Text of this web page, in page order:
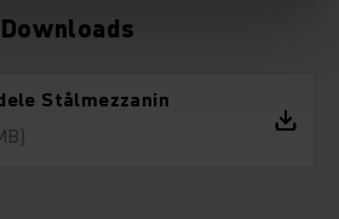
Downloads
Stålmezzanin